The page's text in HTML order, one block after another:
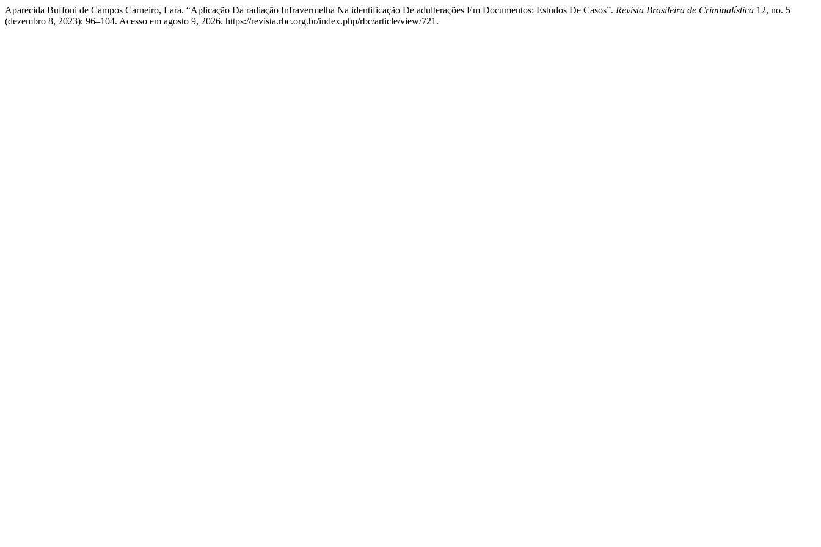
Aparecida Buffoni de Campos Carneiro, Lara. “Aplicação Da radiação Infravermelha Na identificação De adulterações Em Documentos: Estudos De Casos”. Revista Brasileira de Criminalística 12, no. 5
(dezembro 8, 2023): 96–104. Acesso em agosto 9, 2026. https://revista.rbc.org.br/index.php/rbc/article/view/721.